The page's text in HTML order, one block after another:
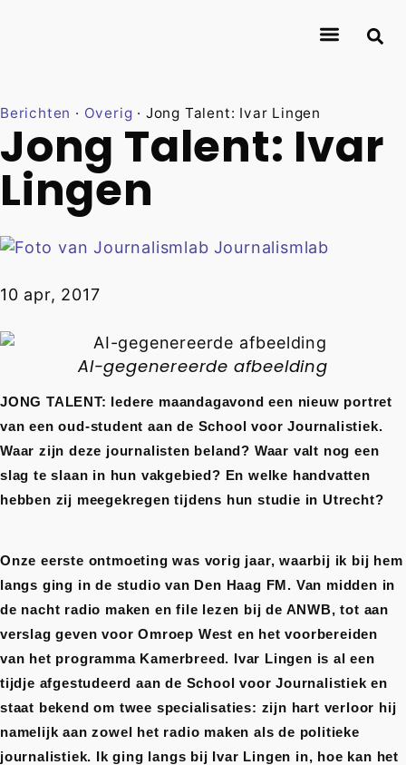
Berichten · Overig · Jong Talent: Ivar Lingen
Jong Talent: Ivar
Lingen
Journalismlab
10 apr, 2017
AI-gegenereerde afbeelding
JONG TALENT: Iedere maandagavond een nieuw portret
van een oud-student aan de School voor Journalistiek.
Waar zijn deze journalisten beland? Waar valt nog een
slag te slaan in hun vakgebied? En welke handvatten
hebben zij meegekregen tijdens hun studie in Utrecht?
Onze eerste ontmoeting was vorig jaar, waarbij ik bij hem
langs ging in de studio van Den Haag FM. Van midden in
de nacht radio maken en file lezen bij de ANWB, tot aan
verslag geven voor Omroep West en het voorbereiden
van het programma Kamerbreed. Ivar Lingen is al een
tijdje afgestudeerd aan de School voor Journalistiek en
staat bekend om twee specialisaties: zijn hart verloor hij
namelijk aan zowel het radio maken als de politieke
journalistiek. Ik ging langs bij Ivar Lingen in, hoe kan het